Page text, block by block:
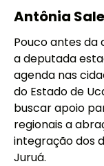
Antônia
Pouco antes da
a deputada
agenda nas
do Estado de
buscar apoio
regionais a
integração dos
Juruá.